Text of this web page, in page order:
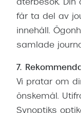
återbesök.
får ta del av
innehåll.
samlade
7.
Vi pratar om
önskemål.
Synoptiks